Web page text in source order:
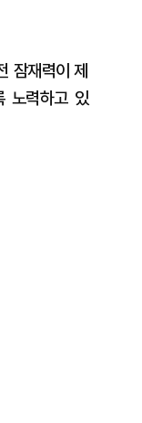
잠재력이 제
노력하고 있